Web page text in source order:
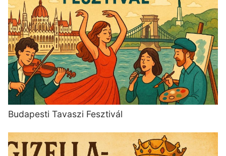
Budapesti Tavaszi Fesztivál